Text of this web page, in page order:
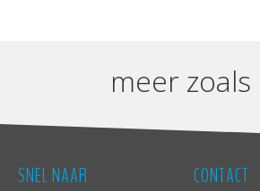
meer
SNEL NAAR CONTACT